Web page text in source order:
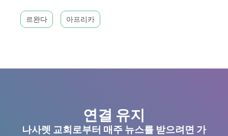
르완다 아프리카
연결 유지
나사렛 교회로부터 매주 뉴스를 받으려면 가